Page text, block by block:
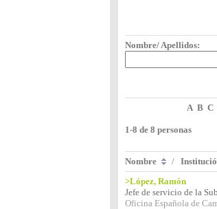
Nombre/ Apellidos:
A B C
1-8 de 8 personas
Nombre /
>López, Ramón
Jefe de servicio de la
Oficina Española de